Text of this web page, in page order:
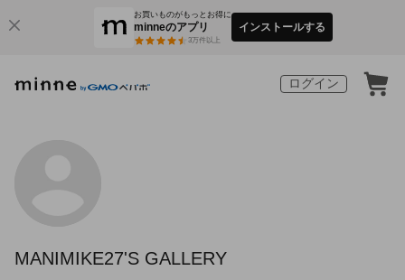
お買いものがもっとお得に
minneのアプリ
3万件以上
インストールする
ログイン
MANIMIKE27'S GALLERY